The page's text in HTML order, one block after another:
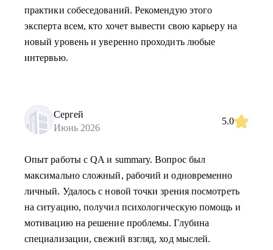
практики собеседований. Рекомендую этого
эксперта всем, кто хочет вывести свою карьеру на
новый уровень и уверенно проходить любые
интервью.
Сергей
Июнь 2026
5.0
Опыт работы с QA и summary. Вопрос был
максимально сложный, рабочий и одновременно
личный. Удалось с новой точки зрения посмотреть
на ситуацию, получил психологическую помощь и
мотивацию на решение проблемы. Глубина
специализации, свежий взгляд, ход мыслей.